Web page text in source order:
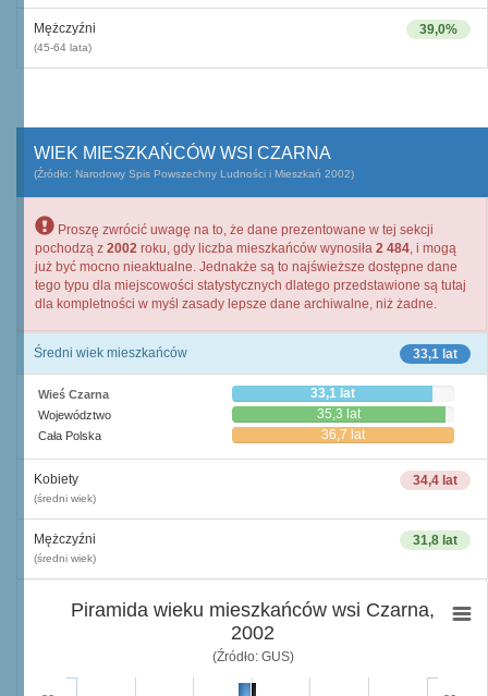
39,0%
Mężczyźni
(45-64 lata)
WIEK MIESZKAŃCÓW WSI CZARNA
(Źródło: Narodowy Spis Powszechny Ludności i Mieszkań 2002)
Proszę zwrócić uwagę na to, że dane prezentowane w tej sekcji
pochodzą z 2002 roku, gdy liczba mieszkańców wynosiła 2 484, i mogą
już być mocno nieaktualne. Jednakże są to najświeższe dostępne dane
tego typu dla miejscowości statystycznych dlatego przedstawione są tutaj
dla kompletności w myśl zasady lepsze dane archiwalne, niż żadne.
33,1 lat
Średni wiek mieszkańców
Wieś Czarna 33,1 lat
Województwo 35,3 lat
Cała Polska 36,7 lat
34,4 lat
Kobiety
(średni wiek)
31,8 lat
Mężczyźni
(średni wiek)
Piramida wieku mieszkańców wsi Czarna,
2002
(Źródło: GUS)